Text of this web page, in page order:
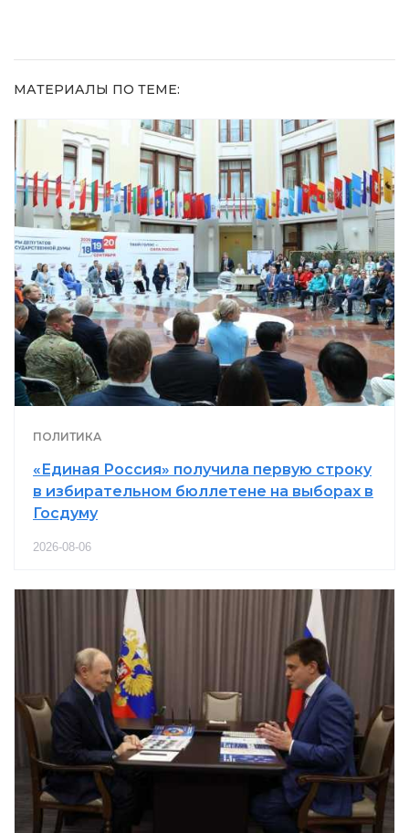
МАТЕРИАЛЫ ПО ТЕМЕ:
ПОЛИТИКА
«Единая Россия» получила первую строку
в избирательном бюллетене на выборах в
Госдуму
2026-08-06